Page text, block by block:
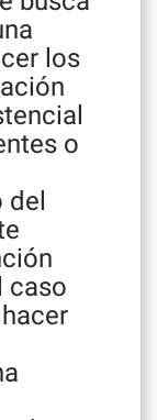
los
o
del
caso